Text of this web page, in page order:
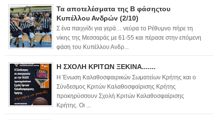
Τα αποτελέσματα της Β φάσηςτου
Κυπέλλου Ανδρών (2/10)
Σ ένα παιχνίδι για γερά… νεύρα το Ρέθυμνο πήρε τη
νίκης της Μεσσαράς με 61-55 και πέρασε στην επόμενη
φάση του Κυπέλλου Ανδρ...
Η ΣΧΟΛΗ ΚΡΙΤΩΝ ΞΕΚΙΝΑ.......
Η Ένωση Καλαθοσφαιρικών Σωματείων Κρήτης και ο
Σύνδεσμος Κριτών Καλαθοσφαίρισης Κρήτης
προκηρύσσουν Σχολή Κριτών Καλαθοσφαίρισης
Κρήτης. Οι ...